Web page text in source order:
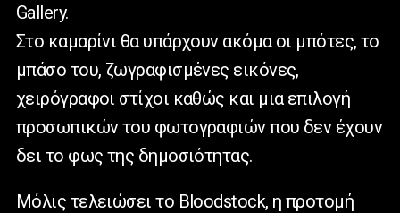
Gallery.
Στο καμαρίνι θα υπάρχουν ακόμα οι μπότες, το
μπάσο του, ζωγραφισμένες εικόνες,
χειρόγραφοι στίχοι καθώς και μια επιλογή
προσωπικών του φωτογραφιών που δεν έχουν
δει το φως της δημοσιότητας.
Μόλις τελειώσει το Bloodstock, η προτομή